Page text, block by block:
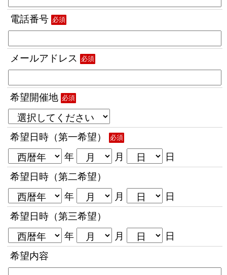
電話番号 必須
メールアドレス 必須
希望開催地 必須
希望日時（第一希望） 必須
年 月
日
希望日時（第二希望）
年
月
日
希望日時（第三希望）
年
月
日
希望内容